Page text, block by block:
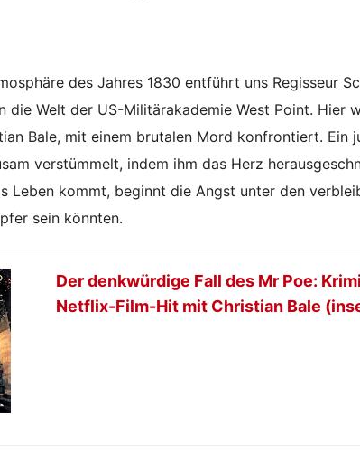
des Jahres 1830 entführt uns Regisseur
die Welt der US-Militärakademie West Point. Hier
Bale, mit einem brutalen Mord konfrontiert. Ein
verstümmelt, indem ihm das Herz
Leben kommt, beginnt die Angst unter den
sein könnten.
Der denkwürdige Fall des Mr Poe:
Netflix-Film-Hit mit Christian Bale